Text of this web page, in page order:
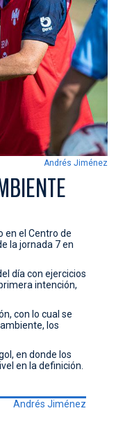
Andrés Jiménez
en el Centro de
la jornada 7 en
día con ejercicios
intención,
con lo cual se
los
en donde los
en la definición.
Andrés Jiménez